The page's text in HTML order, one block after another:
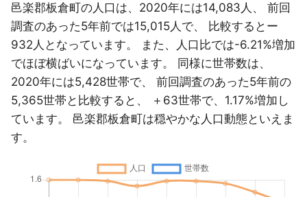
邑楽郡板倉町の人口は、2020年には14,083人、 前回
調査のあった5年前では15,015人で、 比較するとー
932人となっています。 また、人口比では-6.21%増加
でほぼ横ばいになっています。 同様に世帯数は、
2020年には5,428世帯で、 前回調査のあった5年前の
5,365世帯と比較すると、 ＋63世帯で、1.17%増加し
ています。 邑楽郡板倉町は穏やかな人口動態といえま
す。